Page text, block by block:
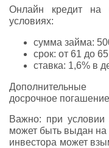
Онлайн кредит на
условиях:
сумма займа:
срок: от 61 до
ставка: 1,6% в
Дополнительные
досрочное
Важно: при условии
может быть выдан на
инвестора может